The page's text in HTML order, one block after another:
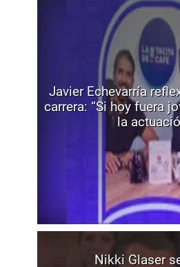
Javier Echevarría
carrera: “Si hoy fuera
la
Nikki Glaser